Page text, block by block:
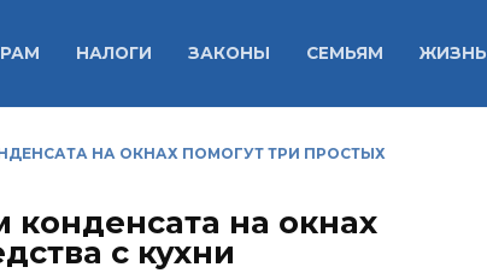
НАЛОГИ ЗАКОНЫ СЕМЬЯМ ЖИЗНЬ
НА ОКНАХ ПОМОГУТ ТРИ ПРОСТЫХ
конденсата на окнах
с кухни